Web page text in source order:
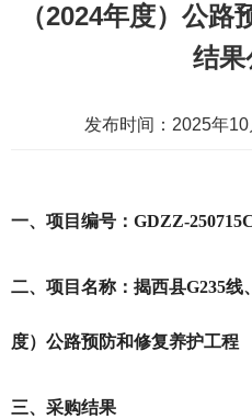
（2024年度）公
结果
发布时间：2025年10
一、项目编号：GDZZ-
二、项目名称：揭西县G235线
度）公路预防和修复养护工程
三、采购结果